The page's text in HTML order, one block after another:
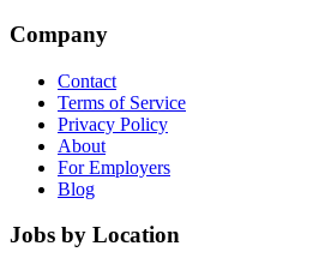
Company
Contact
Terms of Service
Privacy Policy
About
For Employers
Blog
Jobs by Location